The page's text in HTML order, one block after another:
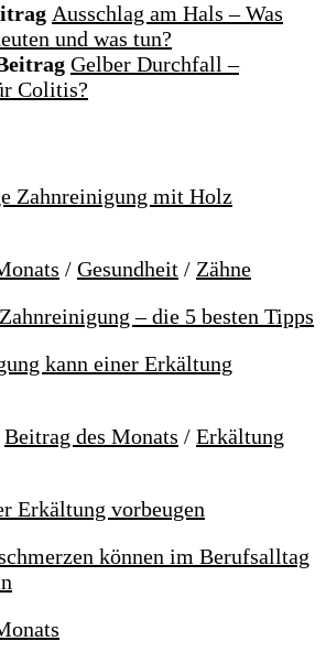
Ausschlag am Hals – Was
und was tun?
Gelber Durchfall –
Colitis?
/ Gesundheit / Zähne
– die 5 besten Tipps
Beitrag des Monats / Erkältung
Erkältung vorbeugen